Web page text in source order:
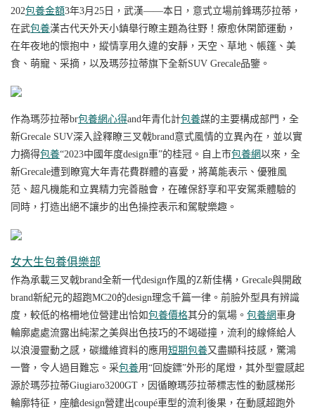
202包養金額3年3月 25 日，武漢——本日，意式立場前鋒瑪莎拉蒂 ，
在武包養漢古代天外天小鎮舉行瞭主題為往野！療愈休閑節運動，
在年夜地的懷抱中，縱情享用久違的安靜，天空、草地、帳篷、美
食、萌寵、采摘，以及瑪莎拉蒂旗下全新SUV Grecale品鑒 。
作為瑪莎拉蒂br包養網心得and年青化計包養謀的主要構成部門， 全
新Grecale SUV深入詮釋瞭三叉戟brand意式風情的立異內在， 並以實
力摘得包養“2023中國年度design車”的桂冠。自上市包養網以來，全
新Grecale遭到瞭寬大年青花費群體的喜愛， 將萬能表示、優雅風
范、超凡機能和立異精力完善融會，在確保舒享和平安駕乘體驗的
同時，打造出絕不讓步的出色操控表示和駕駛樂趣。
女大生包養俱樂部
作為承載三叉戟brand全新一代design作風的Z新佳構， Grecale與開啟
brand新紀元的超跑MC20的design理念千篇一律。前臉外型具有辨識
度，較低的格柵地位營建出恰如包養價格其分的氣場。 包養網車身
輪廓處處流露出純潔之美與出色技巧的不竭碰撞，流利的線條給人
以浪漫靈動之感，碳纖維資料的應用短期包養又盡顯科技感，驚鴻
一瞥，令人過目難忘。采包養用“回旋鏢”外形的尾燈，其外型靈感起
源於瑪莎拉蒂Giugiaro3200GT，因循瞭瑪莎拉蒂標志性的動感梯形
輪廓特征， 座艙design營建出coupé車型的流利後果，在動感超跑外